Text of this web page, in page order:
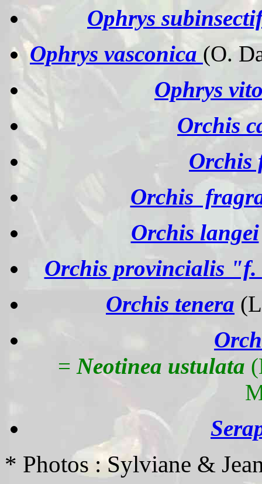
Ophrys
Ophrys vasconica (O.
Ophrys
Orchis
Orchis
Orchis
Orchis langei
Orchis provincialis "f.
Orchis tenera
= Neotinea ustulata
* Photos : Sylviane &